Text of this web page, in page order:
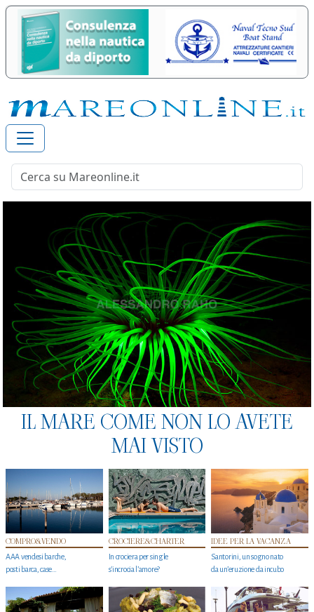
IL MARE COME NON LO AVETE
MAI VISTO
COMPRO&VENDO
AAA vendesi barche,
posti barca, case…
CROCIERE&CHARTER
In crociera per single
s'incrocia l’amore?
IDEE PER LA VACANZA
Santorini, un sogno nato
da un’eruzione da incubo